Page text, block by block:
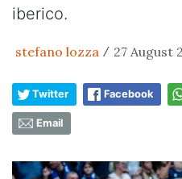
iberico.
stefano lozza / 27 August
Twitter Facebook
Email